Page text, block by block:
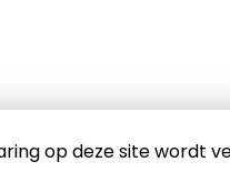
op deze site wordt